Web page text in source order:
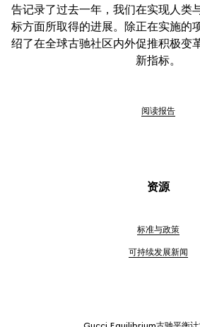
告记录了过去一年，我们在实现人类
标方面所取得的进展。除正在实施的
绍了在全球古驰社区内外促推积极变
新指标。
阅读报告
资源
标准与政策
可持续发展新闻